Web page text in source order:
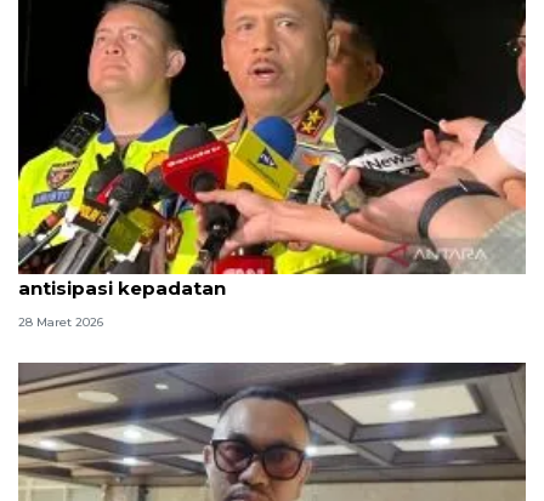
Korlantas siapkan one way lokal KM 390-KM 70
antisipasi kepadatan
28 Maret 2026